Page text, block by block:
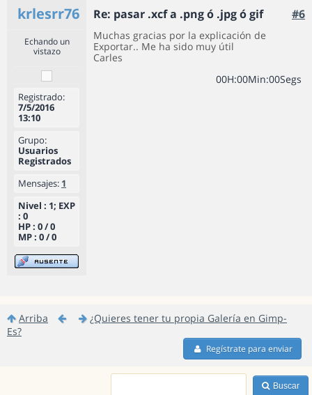
krlesrr76 Re: pasar .xcf a .png ó .jpg ó gif #6
Echando un
vistazo
Registrado:
7/5/2016
13:10
Grupo:
Usuarios
Registrados
Mensajes: 1
Nivel : 1; EXP
: 0
HP : 0 / 0
MP : 0 / 0
Muchas gracias por la explicación de
Exportar.. Me ha sido muy útil
Carles
00H:00Min:00Segs
Arriba
¿Quieres tener tu propia Galería en Gimp-
Es?
Regístrate para enviar
Buscar